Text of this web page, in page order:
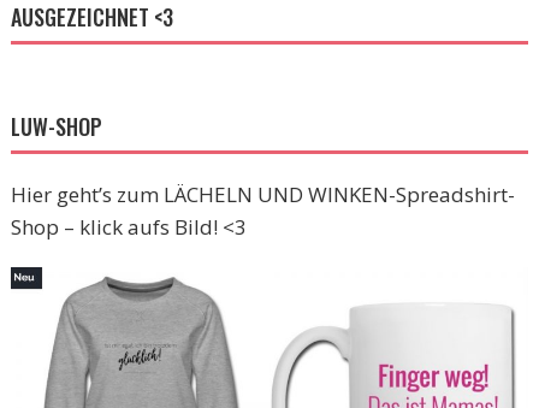
AUSGEZEICHNET <3
LUW-SHOP
Hier geht’s zum LÄCHELN UND WINKEN-Spreadshirt-
Shop – klick aufs Bild! <3